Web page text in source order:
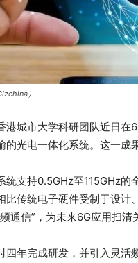
）
港城市大学科研团队近日在
的光电一体化系统。这一成
统支持0.5GHz至115GHz
比传统电子硬件受制于设计
通信”，为未来6G应用扫清
四年完成研发，并引入灵活